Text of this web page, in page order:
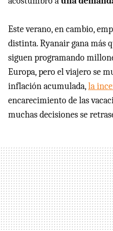
Este verano, en cambio,
distinta. Ryanair gana más
siguen programando
Europa, pero el viajero se
inflación acumulada,la
encarecimiento de las
muchas decisiones se